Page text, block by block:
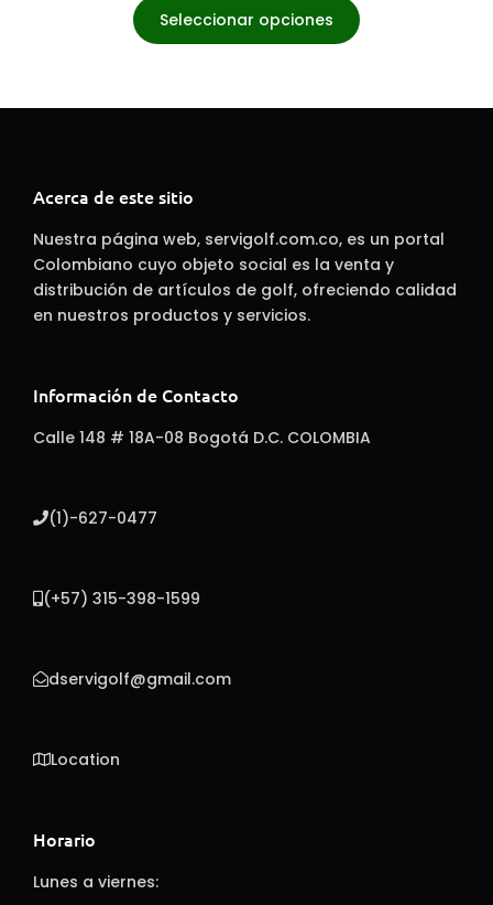
Seleccionar opciones
Acerca de este sitio
Nuestra página web, servigolf.com.co, es un portal
Colombiano cuyo objeto social es la venta y
distribución de artículos de golf, ofreciendo calidad
en nuestros productos y servicios.
Información de Contacto
Calle 148 # 18A-08 Bogotá D.C. COLOMBIA
(1)-627-0477
(+57) 315-398-1599
dservigolf@gmail.com
Location
Horario
Lunes a viernes: